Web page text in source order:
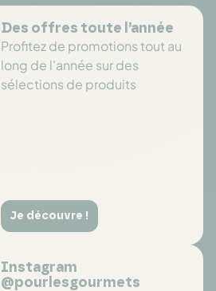
Des offres toute l’année
Profitez de promotions tout au
long de l'année sur des
sélections de produits
Je découvre !
Instagram
@pourlesgourmets